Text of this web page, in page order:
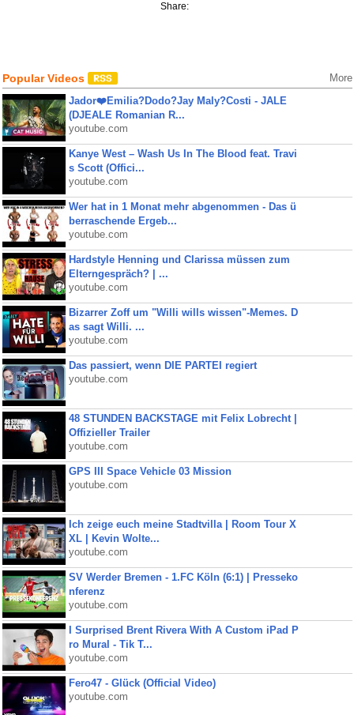
Share:
Popular Videos More
Jador❤️Emilia?Dodo?Jay Maly?Costi - JALE
(DJEALE Romanian R...
youtube.com
Kanye West – Wash Us In The Blood feat. Travi
s Scott (Offici...
youtube.com
Wer hat in 1 Monat mehr abgenommen - Das ü
berraschende Ergeb...
youtube.com
Hardstyle Henning und Clarissa müssen zum
Elterngespräch? | ...
youtube.com
Bizarrer Zoff um "Willi wills wissen"-Memes. D
as sagt Willi. ...
youtube.com
Das passiert, wenn DIE PARTEI regiert
youtube.com
48 STUNDEN BACKSTAGE mit Felix Lobrecht |
Offizieller Trailer
youtube.com
GPS III Space Vehicle 03 Mission
youtube.com
Ich zeige euch meine Stadtvilla | Room Tour X
XL | Kevin Wolte...
youtube.com
SV Werder Bremen - 1.FC Köln (6:1) | Presseko
nferenz
youtube.com
I Surprised Brent Rivera With A Custom iPad P
ro Mural - Tik T...
youtube.com
Fero47 - Glück (Official Video)
youtube.com